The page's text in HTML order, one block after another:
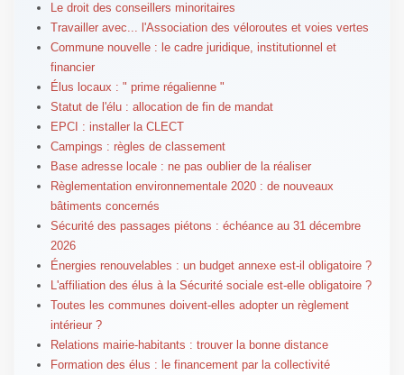
Le droit des conseillers minoritaires
Travailler avec... l'Association des véloroutes et voies vertes
Commune nouvelle : le cadre juridique, institutionnel et
financier
Élus locaux : " prime régalienne "
Statut de l'élu : allocation de fin de mandat
EPCI : installer la CLECT
Campings : règles de classement
Base adresse locale : ne pas oublier de la réaliser
Règlementation environnementale 2020 : de nouveaux
bâtiments concernés
Sécurité des passages piétons : échéance au 31 décembre
2026
Énergies renouvelables : un budget annexe est-il obligatoire ?
L'affiliation des élus à la Sécurité sociale est-elle obligatoire ?
Toutes les communes doivent-elles adopter un règlement
intérieur ?
Relations mairie-habitants : trouver la bonne distance
Formation des élus : le financement par la collectivité